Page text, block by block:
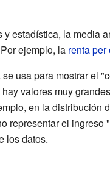
estadística, la media
ejemplo, la renta per
usa para mostrar el
valores muy
en la distribución
representar el
los datos.